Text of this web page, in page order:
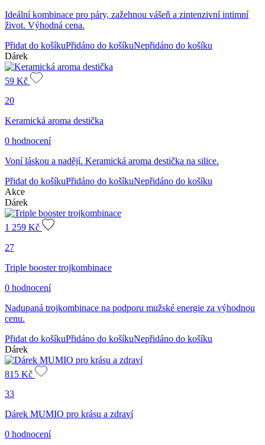
Ideální kombinace pro páry, zažehnou vášeň a zintenzivní intimní
život. Výhodná cena.
Přidat do košíkuPřidáno do košíkuNepřidáno do košíku
Dárek
59 Kč
20
Keramická aroma destička
0 hodnocení
Voní láskou a nadějí. Keramická aroma destička na silice.
Přidat do košíkuPřidáno do košíkuNepřidáno do košíku
Akce
Dárek
1 259 Kč
27
Triple booster trojkombinace
0 hodnocení
Nadupaná trojkombinace na podporu mužské energie za výhodnou
cenu.
Přidat do košíkuPřidáno do košíkuNepřidáno do košíku
Dárek
815 Kč
33
Dárek MUMIO pro krásu a zdraví
0 hodnocení